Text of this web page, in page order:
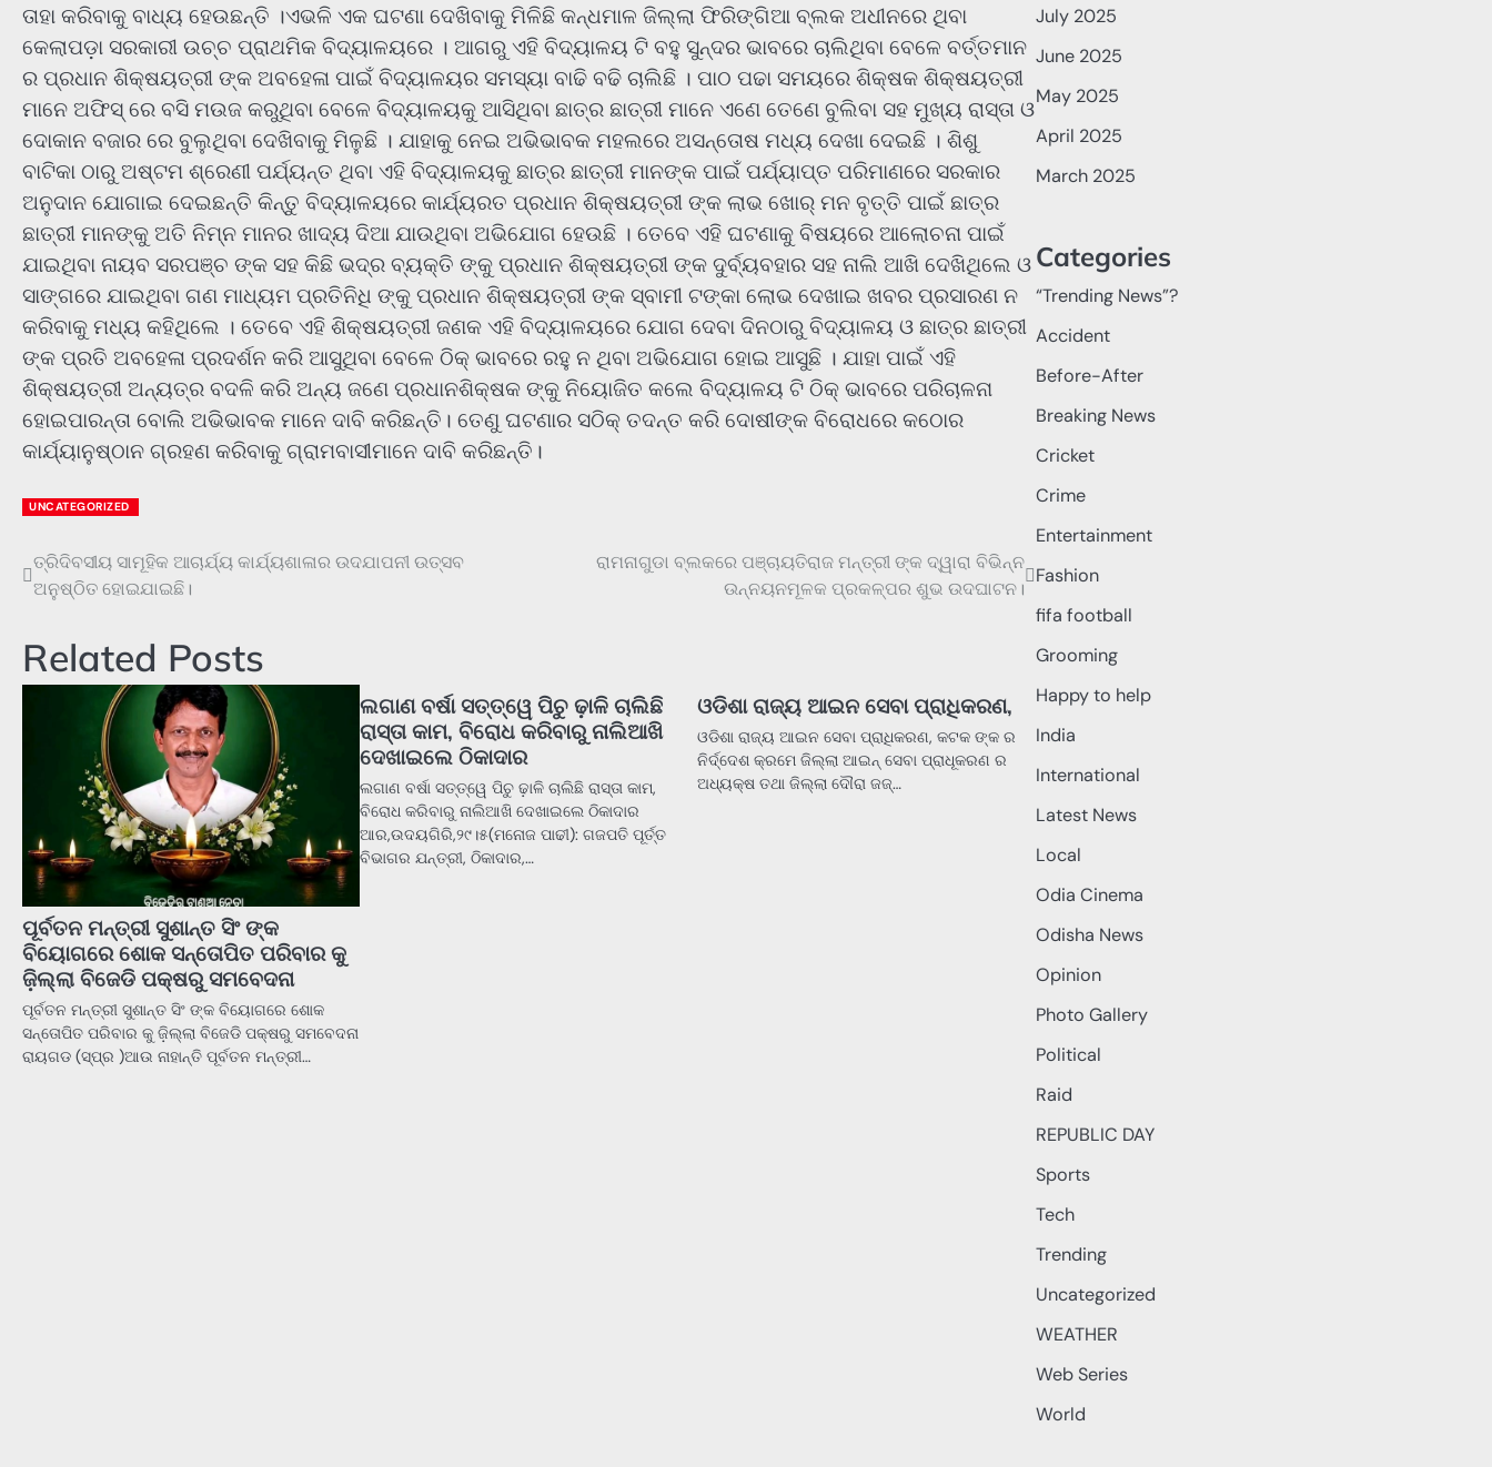
ତାହା କରିବାକୁ ବାଧ୍ୟ ହେଉଛନ୍ତି ।ଏଭଳି ଏକ ଘଟଣା ଦେଖିବାକୁ ମିଳିଛି କନ୍ଧମାଳ ଜିଲ୍ଲା ଫିରିଙ୍ଗିଆ ବ୍ଲକ ଅଧୀନରେ ଥିବା
କେଲାପଡ଼ା ସରକାରୀ ଉଚ୍ଚ ପ୍ରାଥମିକ ବିଦ୍ୟାଳୟରେ । ଆଗରୁ ଏହି ବିଦ୍ୟାଳୟ ଟି ବହୁ ସୁନ୍ଦର ଭାବରେ ଚାଲିଥିବା ବେଳେ ବର୍ତ୍ତମାନ
ର ପ୍ରଧାନ ଶିକ୍ଷୟତ୍ରୀ ଙ୍କ ଅବହେଳା ପାଇଁ ବିଦ୍ୟାଳୟର ସମସ୍ୟା ବାଢି ବଢି ଚାଲିଛି । ପାଠ ପଢା ସମୟରେ ଶିକ୍ଷକ ଶିକ୍ଷୟତ୍ରୀ
ମାନେ ଅଫିସ୍ ରେ ବସି ମଉଜ କରୁଥିବା ବେଳେ ବିଦ୍ୟାଳୟକୁ ଆସିଥିବା ଛାତ୍ର ଛାତ୍ରୀ ମାନେ ଏଣେ ତେଣେ ବୁଲିବା ସହ ମୁଖ୍ୟ ରାସ୍ତା ଓ
ଦୋକାନ ବଜାର ରେ ବୁଲୁଥିବା ଦେଖିବାକୁ ମିଳୁଛି । ଯାହାକୁ ନେଇ ଅଭିଭାବକ ମହଲରେ ଅସନ୍ତୋଷ ମଧ୍ୟ ଦେଖା ଦେଇଛି । ଶିଶୁ
ବାଟିକା ଠାରୁ ଅଷ୍ଟମ ଶ୍ରେଣୀ ପର୍ଯ୍ୟନ୍ତ ଥିବା ଏହି ବିଦ୍ୟାଳୟକୁ ଛାତ୍ର ଛାତ୍ରୀ ମାନଙ୍କ ପାଇଁ ପର୍ଯ୍ୟାପ୍ତ ପରିମାଣରେ ସରକାର
ଅନୁଦାନ ଯୋଗାଇ ଦେଇଛନ୍ତି କିନ୍ତୁ ବିଦ୍ୟାଳୟରେ କାର୍ଯ୍ୟରତ ପ୍ରଧାନ ଶିକ୍ଷୟତ୍ରୀ ଙ୍କ ଲାଭ ଖୋର୍ ମନ ବୃତ୍ତି ପାଇଁ ଛାତ୍ର
ଛାତ୍ରୀ ମାନଙ୍କୁ ଅତି ନିମ୍ନ ମାନର ଖାଦ୍ୟ ଦିଆ ଯାଉଥିବା ଅଭିଯୋଗ ହେଉଛି । ତେବେ ଏହି ଘଟଣାକୁ ବିଷୟରେ ଆଲୋଚନା ପାଇଁ
ଯାଇଥିବା ନାୟବ ସରପଞ୍ଚ ଙ୍କ ସହ କିଛି ଭଦ୍ର ବ୍ୟକ୍ତି ଙ୍କୁ ପ୍ରଧାନ ଶିକ୍ଷୟତ୍ରୀ ଙ୍କ ଦୁର୍ବ୍ୟବହାର ସହ ନାଲି ଆଖି ଦେଖିଥିଲେ ଓ
ସାଙ୍ଗରେ ଯାଇଥିବା ଗଣ ମାଧ୍ୟମ ପ୍ରତିନିଧି ଙ୍କୁ ପ୍ରଧାନ ଶିକ୍ଷୟତ୍ରୀ ଙ୍କ ସ୍ବାମୀ ଟଙ୍କା ଲୋଭ ଦେଖାଇ ଖବର ପ୍ରସାରଣ ନ
କରିବାକୁ ମଧ୍ୟ କହିଥିଲେ । ତେବେ ଏହି ଶିକ୍ଷୟତ୍ରୀ ଜଣକ ଏହି ବିଦ୍ୟାଳୟରେ ଯୋଗ ଦେବା ଦିନଠାରୁ ବିଦ୍ୟାଳୟ ଓ ଛାତ୍ର ଛାତ୍ରୀ
ଙ୍କ ପ୍ରତି ଅବହେଳା ପ୍ରଦର୍ଶନ କରି ଆସୁଥିବା ବେଳେ ଠିକ୍ ଭାବରେ ରହୁ ନ ଥିବା ଅଭିଯୋଗ ହୋଇ ଆସୁଛି । ଯାହା ପାଇଁ ଏହି
ଶିକ୍ଷୟତ୍ରୀ ଅନ୍ୟତ୍ର ବଦଳି କରି ଅନ୍ୟ ଜଣେ ପ୍ରଧାନଶିକ୍ଷକ ଙ୍କୁ ନିୟୋଜିତ କଲେ ବିଦ୍ୟାଳୟ ଟି ଠିକ୍ ଭାବରେ ପରିଚାଳନା
ହୋଇପାରନ୍ତା ବୋଲି ଅଭିଭାବକ ମାନେ ଦାବି କରିଛନ୍ତି। ତେଣୁ ଘଟଣାର ସଠିକ୍ ତଦନ୍ତ କରି ଦୋଷୀଙ୍କ ବିରୋଧରେ କଠୋର
କାର୍ଯ୍ୟାନୁଷ୍ଠାନ ଗ୍ରହଣ କରିବାକୁ ଗ୍ରାମବାସୀମାନେ ଦାବି କରିଛନ୍ତି।
UNCATEGORIZED
Post
navigation
ତ୍ରିଦିବସୀୟ ସାମୂହିକ ଆଚାର୍ଯ୍ୟ କାର୍ଯ୍ୟଶାଳାର ଉଦଯାପନୀ ଉତ୍ସବ
ଅନୁଷ୍ଠିତ ହୋଇଯାଇଛି।
ରାମନାଗୁଡା ବ୍ଲକରେ ପଞ୍ଚାୟତିରାଜ ମନ୍ତ୍ରୀ ଙ୍କ ଦ୍ୱାରା ବିଭିନ୍ନ
ଉନ୍ନୟନମୂଳକ ପ୍ରକଳ୍ପର ଶୁଭ ଉଦଘାଟନ।
Related Posts
ପୂର୍ବତନ ମନ୍ତ୍ରୀ ସୁଶାନ୍ତ ସିଂ ଙ୍କ
ବିୟୋଗରେ ଶୋକ ସନ୍ତୋପିତ ପରିବାର କୁ
ଜ଼ିଲ୍ଲା ବିଜେଡି ପକ୍ଷରୁ ସମବେଦନା
ପୂର୍ବତନ ମନ୍ତ୍ରୀ ସୁଶାନ୍ତ ସିଂ ଙ୍କ ବିୟୋଗରେ ଶୋକ
ସନ୍ତୋପିତ ପରିବାର କୁ ଜ଼ିଲ୍ଲା ବିଜେଡି ପକ୍ଷରୁ ସମବେଦନା
ରାୟଗଡ (ସ୍ପ୍ର )ଆଉ ନାହାନ୍ତି ପୂର୍ବତନ ମନ୍ତ୍ରୀ…
ଲଗାଣ ବର୍ଷା ସତ୍ତ୍ୱେ ପିଚୁ ଢ଼ାଳି ଚାଲିଛି
ରାସ୍ତା କାମ, ବିରୋଧ କରିବାରୁ ନାଲିଆଖି
ଦେଖାଇଲେ ଠିକାଦାର
ଲଗାଣ ବର୍ଷା ସତ୍ତ୍ୱେ ପିଚୁ ଢ଼ାଳି ଚାଲିଛି ରାସ୍ତା କାମ,
ବିରୋଧ କରିବାରୁ ନାଲିଆଖି ଦେଖାଇଲେ ଠିକାଦାର
ଆର,ଉଦୟଗିରି,୨୯।୫(ମନୋଜ ପାଢୀ): ଗଜପତି ପୂର୍ତ୍ତ
ବିଭାଗର ଯନ୍ତ୍ରୀ, ଠିକାଦାର,…
ଓଡିଶା ରାଜ୍ୟ ଆଇନ ସେବା ପ୍ରାଧିକରଣ,
ଓଡିଶା ରାଜ୍ୟ ଆଇନ ସେବା ପ୍ରାଧିକରଣ, କଟକ ଙ୍କ ର
ନିର୍ଦ୍ଦେଶ କ୍ରମେ ଜିଲ୍ଲା ଆଇନ୍ ସେବା ପ୍ରାଧୂକରଣ ର
ଅଧ୍ୟକ୍ଷ ତଥା ଜିଲ୍ଲା ଦୌରା ଜଜ୍…
July 2025
June 2025
May 2025
April 2025
March 2025
Categories
“Trending News”?
Accident
Before-After
Breaking News
Cricket
Crime
Entertainment
Fashion
fifa football
Grooming
Happy to help
India
International
Latest News
Local
Odia Cinema
Odisha News
Opinion
Photo Gallery
Political
Raid
REPUBLIC DAY
Sports
Tech
Trending
Uncategorized
WEATHER
Web Series
World